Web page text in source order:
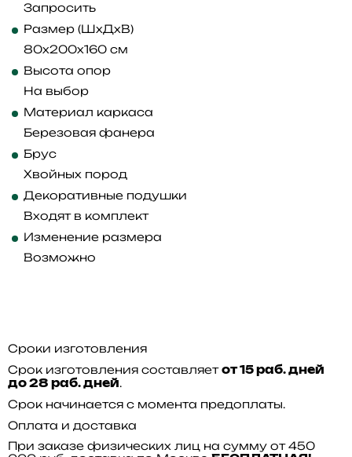
Запросить
Размер (ШхДхВ)
80x200x160 см
Высота опор
На выбор
Материал каркаса
Березовая фанера
Брус
Хвойных пород
Декоративные подушки
Входят в комплект
Изменение размера
Возможно
Сроки изготовления
Срок изготовления составляет от 15 раб. дней
до 28 раб. дней.
Срок начинается с момента предоплаты.
Оплата и доставка
При заказе физических лиц на сумму от 450